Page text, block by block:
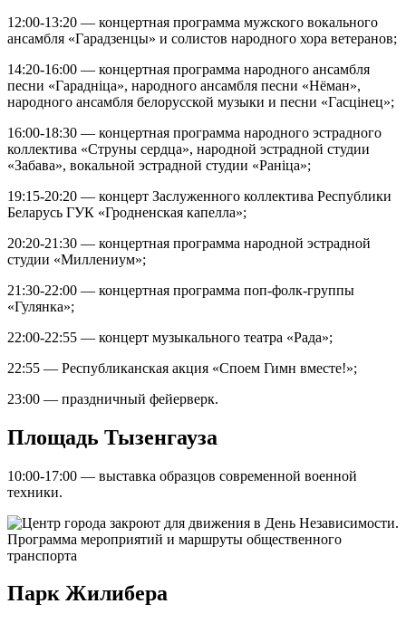
12:00-13:20 — концертная программа мужского вокального
ансамбля «Гарадзенцы» и солистов народного хора ветеранов;
14:20-16:00 — концертная программа народного ансамбля
песни «Гараднiца», народного ансамбля песни «Нёман»,
народного ансамбля белорусской музыки и песни «Гасцiнец»;
16:00-18:30 — концертная программа народного эстрадного
коллектива «Струны сердца», народной эстрадной студии
«Забава», вокальной эстрадной студии «Ранiца»;
19:15-20:20 — концерт Заслуженного коллектива Республики
Беларусь ГУК «Гродненская капелла»;
20:20-21:30 — концертная программа народной эстрадной
студии «Миллениум»;
21:30-22:00 — концертная программа поп-фолк-группы
«Гулянка»;
22:00-22:55 — концерт музыкального театра «Рада»;
22:55 — Республиканская акция «Споем Гимн вместе!»;
23:00 — праздничный фейерверк.
Площадь Тызенгауза
10:00-17:00 — выставка образцов современной военной
техники.
Парк Жилибера